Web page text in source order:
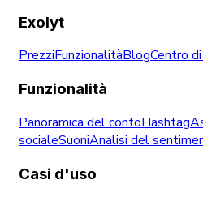
Exolyt
PrezziFunzionalitàBlogCentro
Funzionalità
Panoramica del contoHashtag
socialeSuoniAnalisi del
Casi d'uso